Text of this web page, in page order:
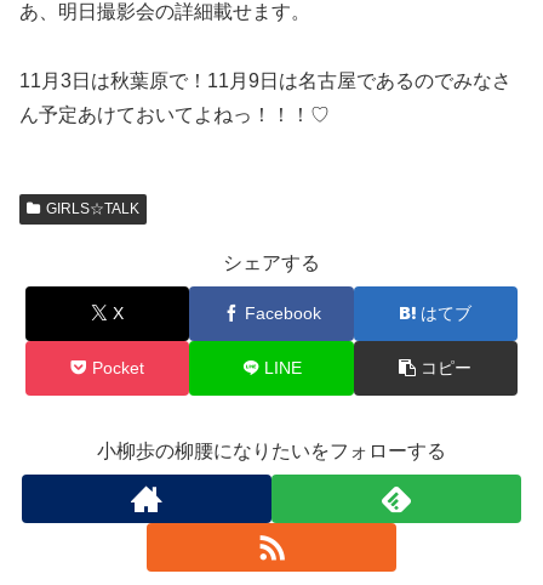
あ、明日撮影会の詳細載せます。
11月3日は秋葉原で！11月9日は名古屋であるのでみなさ
ん予定あけておいてよねっ！！！♡
GIRLS☆TALK
シェアする
X Facebook はてブ
Pocket LINE コピー
小柳歩の柳腰になりたいをフォローする